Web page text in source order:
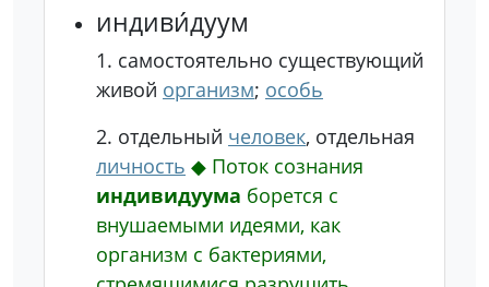
индиви́дуум
1. самостоятельно существующий
живой организм; особь
2. отдельный человек, отдельная
личность ◆ Поток сознания
индивидуума борется с
внушаемыми идеями, как
организм с бактериями,